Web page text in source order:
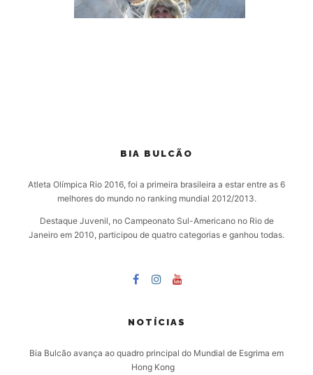
BIA BULCÃO
Atleta Olímpica Rio 2016, foi a primeira brasileira a estar entre as 6
melhores do mundo no ranking mundial 2012/2013.
Destaque Juvenil, no Campeonato Sul-Americano no Rio de
Janeiro em 2010, participou de quatro categorias e ganhou todas.
NOTÍCIAS
Bia Bulcão avança ao quadro principal do Mundial de Esgrima em
Hong Kong